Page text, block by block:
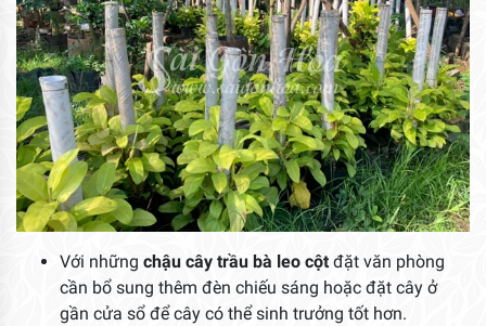
Với những chậu cây trầu bà leo cộtđặt văn phòng
cần bổ sung thêm đèn chiếu sáng hoặc đặt cây ở
gần cửa sổ để cây có thể sinh trưởng tốt hơn.